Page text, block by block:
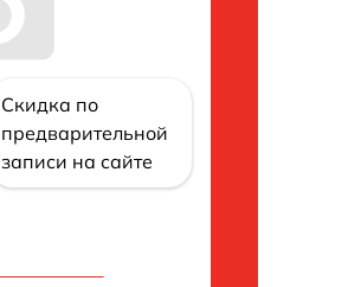
Скидка по
предварительной
записи на сайте